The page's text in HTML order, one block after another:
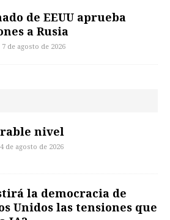
de EEUU aprueba
a Rusia
de agosto de 2026
nivel
de agosto de 2026
la democracia de
Unidos las tensiones que